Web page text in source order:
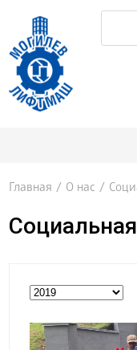
Главная / О нас /